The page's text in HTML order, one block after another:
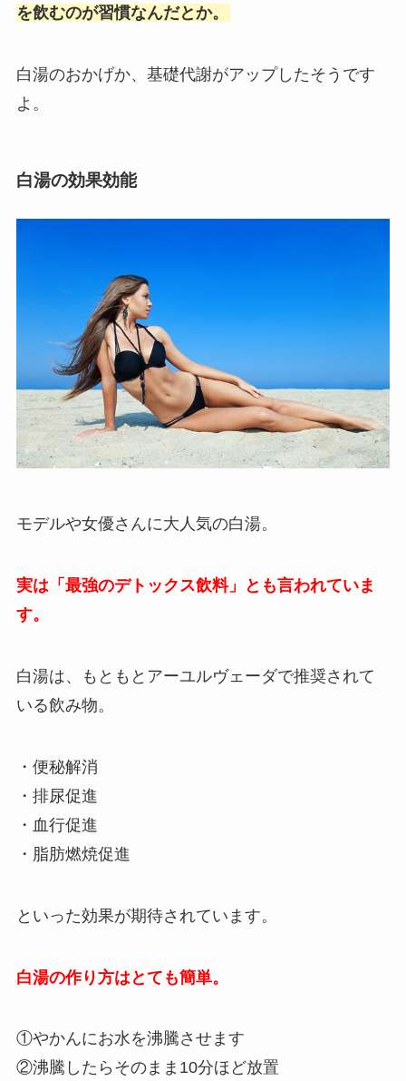
を飲むのが習慣なんだとか。
白湯のおかげか、基礎代謝がアップしたそうです
よ。
白湯の効果効能
モデルや女優さんに大人気の白湯。
実は「最強のデトックス飲料」とも言われていま
す。
白湯は、もともとアーユルヴェーダで推奨されて
いる飲み物。
・便秘解消
・排尿促進
・血行促進
・脂肪燃焼促進
といった効果が期待されています。
白湯の作り方はとても簡単。
①やかんにお水を沸騰させます
②沸騰したらそのまま10分ほど放置